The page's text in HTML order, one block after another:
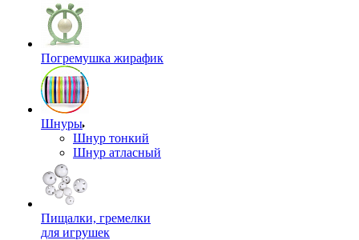
Погремушка жирафик
Шнуры
Шнур тонкий
Шнур атласный
Пищалки, гремелки
для игрушек